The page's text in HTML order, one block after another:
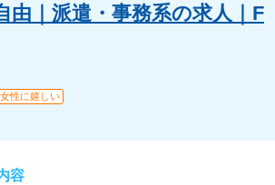
｜派遣・事務系の求人｜F
女性に嬉しい
容